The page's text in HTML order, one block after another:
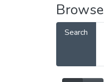
Browse
Search